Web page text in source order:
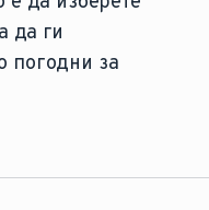
да ги
погодни за
бојлер под
може
во секоја